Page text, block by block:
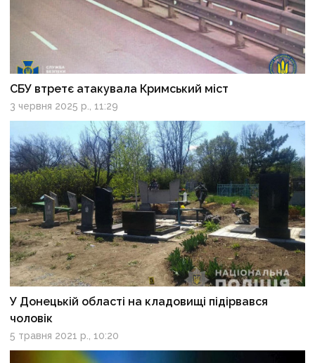
СБУ втретє атакувала Кримський міст
3 червня 2025 р., 11:29
У Донецькій області на кладовищі підірвався
чоловік
5 травня 2021 р., 10:20